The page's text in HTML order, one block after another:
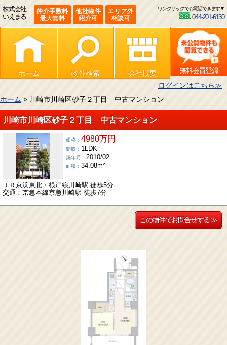
株式会社
いえまる
仲介手数料
最大無料
他社物件
紹介可
エリア外
相談可
ワンクリックでお電話できます▼
044-201-6130
ホーム 物件検索 会社概要
無料会員登録
ログインはこちら≫
ホーム > 川崎市川崎区砂子２丁目 中古マンション
川崎市川崎区砂子２丁目 中古マンション
価格： 4980万円
間取： 1LDK
築年月： 2010/02
面積： 34.08m²
ＪＲ京浜東北・根岸線川崎駅 徒歩5分
交通：京急本線京急川崎駅 徒歩7分
この物件でお問合せする ≫